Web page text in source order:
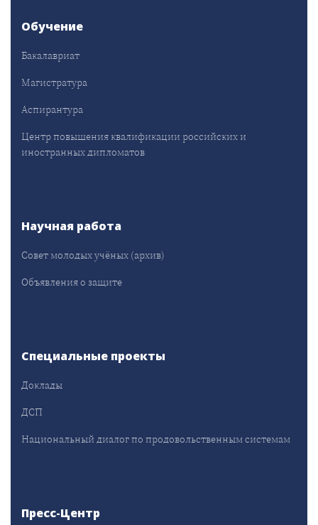
Обучение
Бакалавриат
Магистратура
Аспирантура
Центр повышения квалификации российских и
иностранных дипломатов
Научная работа
Совет молодых учёных (архив)
Объявления о защите
Специальные проекты
Доклады
ДСП
Национальный диалог по продовольственным системам
Пресс-Центр